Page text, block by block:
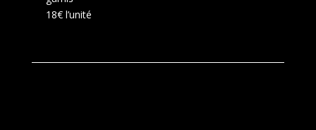
18€ l’unité